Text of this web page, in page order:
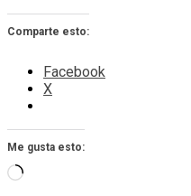
Comparte esto:
Facebook
X
Me gusta esto:
Cargando...